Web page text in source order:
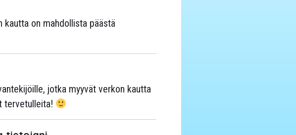
kautta on mahdollista päästä
jotka myyvät verkon kautta
tervetulleita!